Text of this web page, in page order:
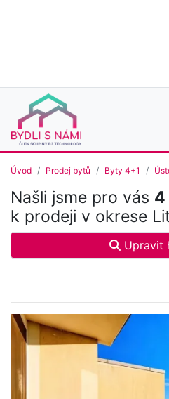
Úvod Prodej bytů Byty 4+1
Našli jsme pro vás 4
k prodeji v okrese
Upravit